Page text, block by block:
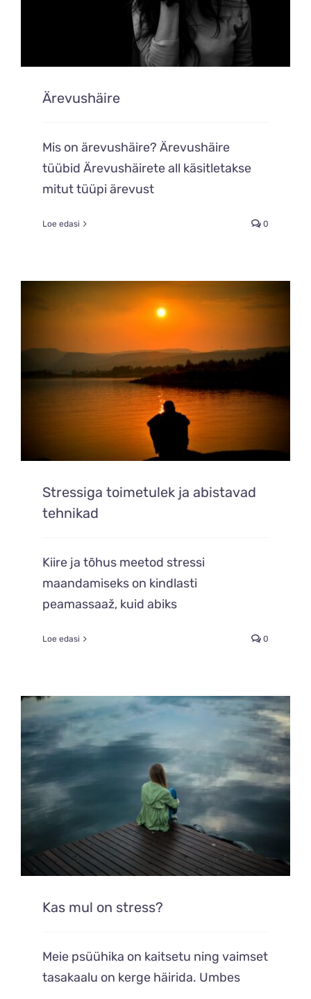
Ärevushäire
Mis on ärevushäire? Ärevushäire
tüübid Ärevushäirete all käsitletakse
mitut tüüpi ärevust
Loe edasi 0
Stressiga toimetulek ja abistavad
tehnikad
Kiire ja tõhus meetod stressi
maandamiseks on kindlasti
peamassaaž, kuid abiks
Loe edasi 0
Kas mul on stress?
Meie psüühika on kaitsetu ning vaimset
tasakaalu on kerge häirida. Umbes